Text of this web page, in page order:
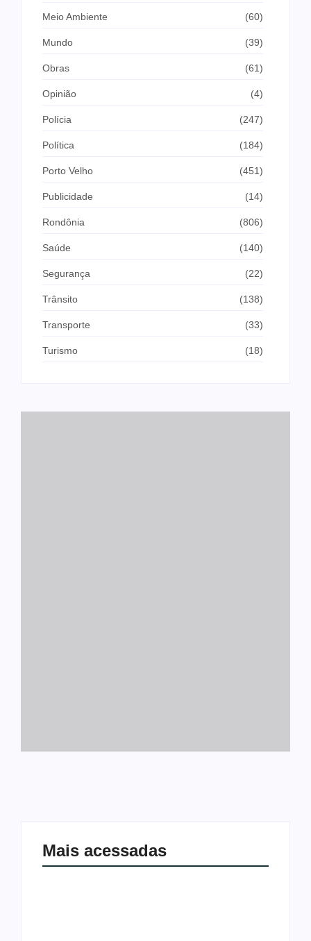
Meio Ambiente (60)
Mundo (39)
Obras (61)
Opinião (4)
Polícia (247)
Política (184)
Porto Velho (451)
Publicidade (14)
Rondônia (806)
Saúde (140)
Segurança (22)
Trânsito (138)
Transporte (33)
Turismo (18)
Mais acessadas